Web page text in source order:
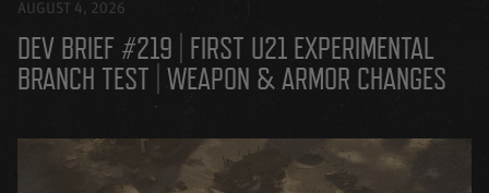
AUGUST 4, 2026
DEV BRIEF #219 | FIRST U21 EXPERIMENTAL
BRANCH TEST | WEAPON & ARMOR CHANGES